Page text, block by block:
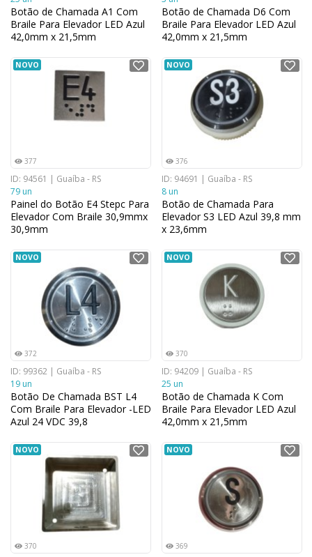
Botão de Chamada A1 Com
Braile Para Elevador LED Azul
42,0mm x 21,5mm
Botão de Chamada D6 Com
Braile Para Elevador LED Azul
42,0mm x 21,5mm
NOVO
377
ID: 94561 | Guaíba - RS
79 un
Painel do Botão E4 Stepc Para
Elevador Com Braile 30,9mmx
30,9mm
NOVO
376
ID: 94691 | Guaíba - RS
8 un
Botão de Chamada Para
Elevador S3 LED Azul 39,8 mm
x 23,6mm
NOVO
372
ID: 99362 | Guaíba - RS
19 un
Botão De Chamada BST L4
Com Braile Para Elevador -LED
Azul 24 VDC 39,8
NOVO
370
ID: 94209 | Guaíba - RS
25 un
Botão de Chamada K Com
Braile Para Elevador LED Azul
42,0mm x 21,5mm
NOVO
370
NOVO
369